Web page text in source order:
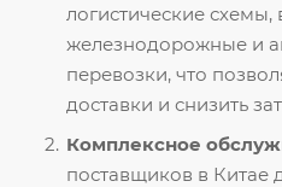
логистические
железнодорожные и
перевозки, что
доставки и снизить
Комплексное
поставщиков в Китае